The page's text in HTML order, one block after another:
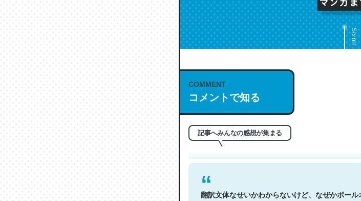
Scroll
COMMENT
コメントで知る
記事へみんなの感想が集まる
これは名文。彼はとてもクレバーなんだろうな
もお勧め。自分はこの流れ好き。Let’s Fucking
翻訳文体なせいかわからないけど、なぜかポー
になった